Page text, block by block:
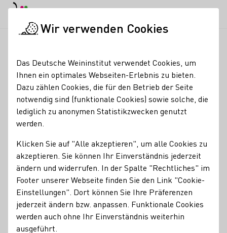
Wwe. Dr. H. Thanisch,
Erben Thanisch
Erzeugnisse
Sekt Wein
Mitgliedschaften
VDP - Verband Deutscher Prädikats- und Qualitätsweingüter
Kontakt
Wwe. Dr. H. Thanisch, Erben Thanisch
Wir verwenden Cookies
Das Deutsche Weininstitut verwendet Cookies, um
Ihnen ein optimales Webseiten-Erlebnis zu bieten.
Dazu zählen Cookies, die für den Betrieb der Seite
notwendig sind (funktionale Cookies) sowie solche, die
lediglich zu anonymen Statistikzwecken genutzt
werden.
Klicken Sie auf "Alle akzeptieren", um alle Cookies zu
akzeptieren. Sie können Ihr Einverständnis jederzeit
ändern und widerrufen. In der Spalte "Rechtliches" im
Footer unserer Webseite finden Sie den Link "Cookie-
Einstellungen". Dort können Sie Ihre Präferenzen
jederzeit ändern bzw. anpassen. Funktionale Cookies
werden auch ohne Ihr Einverständnis weiterhin
ausgeführt.